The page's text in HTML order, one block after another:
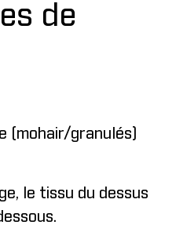
de
(mohair/granulés)
le tissu du dessus